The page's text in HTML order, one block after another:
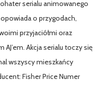
serialu animowanego
o przygodach,
przyjaciółmi oraz
Akcja serialu toczy się
wszyscy mieszkańcy
Fisher Price Numer